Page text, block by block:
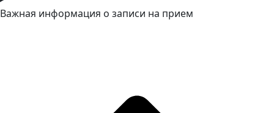
Важная информация о записи на прием